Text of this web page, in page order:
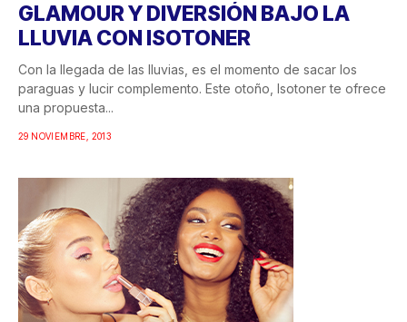
GLAMOUR Y DIVERSIÓN BAJO LA
LLUVIA CON ISOTONER
Con la llegada de las lluvias, es el momento de sacar los
paraguas y lucir complemento. Este otoño, Isotoner te ofrece
una propuesta...
29 NOVIEMBRE, 2013